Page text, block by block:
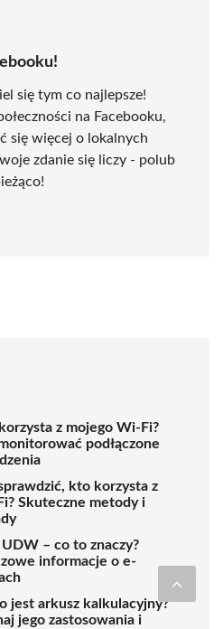
się tym co najlepsze!
na Facebooku,
się więcej o lokalnych
zdanie się liczy - polub
z mojego Wi-Fi?
podłączone
kto korzysta z
Skuteczne metody i
– co to znaczy?
informacje o e-
jest arkusz kalkulacyjny?
jego zastosowania i